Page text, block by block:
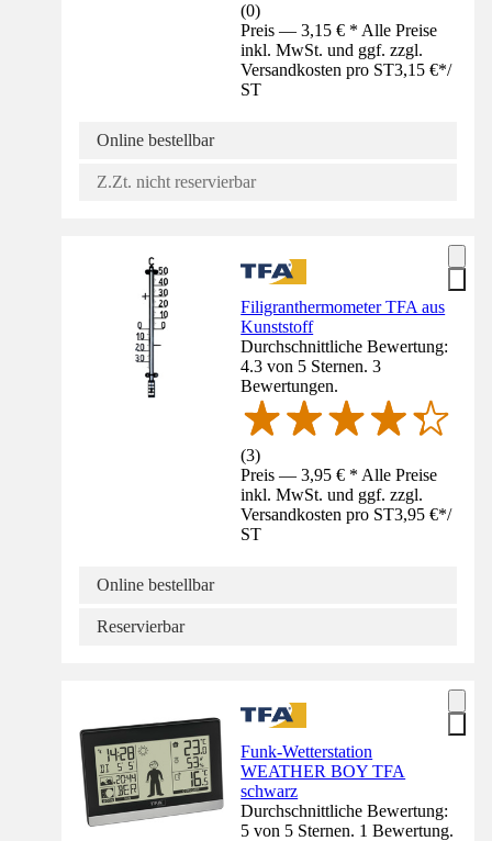
(0)
Preis — 3,15 € * Alle Preise
inkl. MwSt. und ggf. zzgl.
Versandkosten pro ST3,15 €*/
ST
Online bestellbar
Z.Zt. nicht reservierbar
Filigranthermometer TFA aus
Kunststoff
Durchschnittliche Bewertung:
4.3 von 5 Sternen. 3
Bewertungen.
(3)
Preis — 3,95 € * Alle Preise
inkl. MwSt. und ggf. zzgl.
Versandkosten pro ST3,95 €*/
ST
Online bestellbar
Reservierbar
Funk-Wetterstation
WEATHER BOY TFA
schwarz
Durchschnittliche Bewertung:
5 von 5 Sternen. 1 Bewertung.